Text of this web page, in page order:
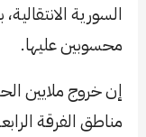
السورية
محسوبين عليها.
إن خروج ملايين
مناطق الفرقة